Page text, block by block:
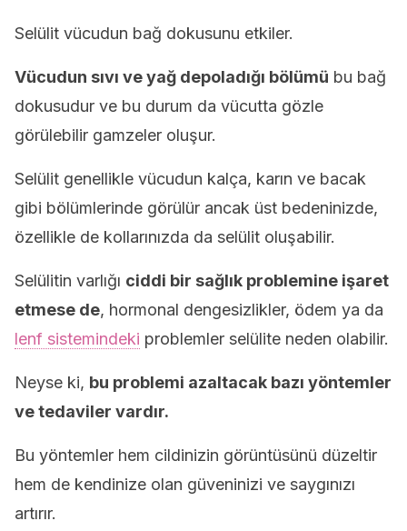
Selülit vücudun bağ dokusunu etkiler.
Vücudun sıvı ve yağ depoladığı bölümü bu bağ
dokusudur ve bu durum da vücutta gözle
görülebilir gamzeler oluşur.
Selülit genellikle vücudun kalça, karın ve bacak
gibi bölümlerinde görülür ancak üst bedeninizde,
özellikle de kollarınızda da selülit oluşabilir.
Selülitin varlığı ciddi bir sağlık problemine işaret
etmese de, hormonal dengesizlikler, ödem ya da
lenf sistemindeki problemler selülite neden olabilir.
Neyse ki, bu problemi azaltacak bazı yöntemler
ve tedaviler vardır.
Bu yöntemler hem cildinizin görüntüsünü düzeltir
hem de kendinize olan güveninizi ve saygınızı
artırır.